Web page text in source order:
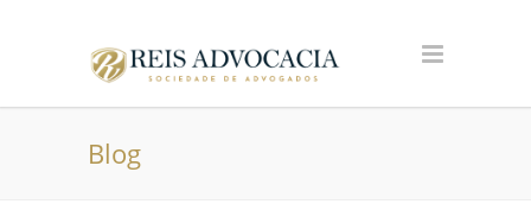
Blog